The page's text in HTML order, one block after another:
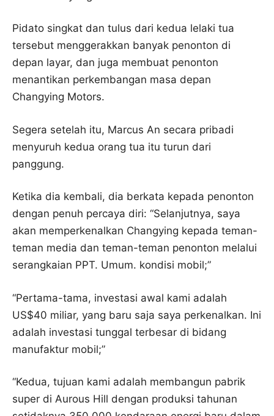
Pidato singkat dan tulus dari kedua lelaki tua
tersebut menggerakkan banyak penonton di
depan layar, dan juga membuat penonton
menantikan perkembangan masa depan
Changying Motors.
Segera setelah itu, Marcus An secara pribadi
menyuruh kedua orang tua itu turun dari
panggung.
Ketika dia kembali, dia berkata kepada penonton
dengan penuh percaya diri: “Selanjutnya, saya
akan memperkenalkan Changying kepada teman-
teman media dan teman-teman penonton melalui
serangkaian PPT. Umum. kondisi mobil;”
“Pertama-tama, investasi awal kami adalah
US$40 miliar, yang baru saja saya perkenalkan. Ini
adalah investasi tunggal terbesar di bidang
manufaktur mobil;”
“Kedua, tujuan kami adalah membangun pabrik
super di Aurous Hill dengan produksi tahunan